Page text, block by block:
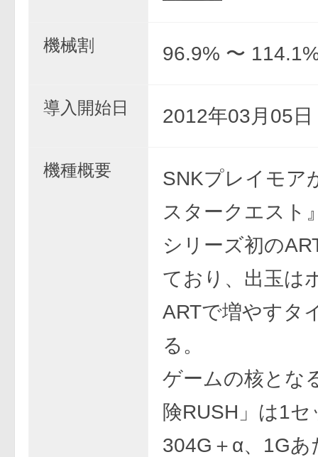
機械割 96.9% 〜
導入開始日 2012年03月05日
機種概要
SNKプレイモア
スタークエスト
シリーズ初の
ており、出玉は
ARTで増やすタ
る。
ゲームの核とな
険RUSH」は1
304G＋α、1Gあ